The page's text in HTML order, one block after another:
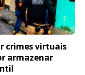
crimes virtuais
armazenar